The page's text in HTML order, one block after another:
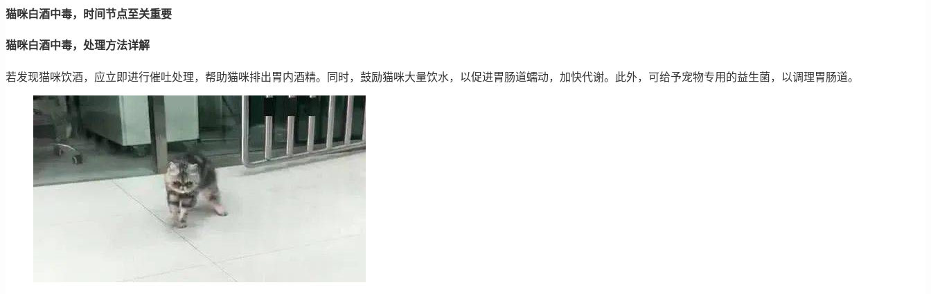
猫咪白酒中毒，时间节点至关重要
猫咪白酒中毒，处理方法详解
若发现猫咪饮酒，应立即进行催吐处理，帮助猫咪排出胃内酒精。同时，鼓励猫咪大量饮水，以促进胃肠道蠕动，加快代谢。此外，可给予宠物专用的益生菌，以调理胃肠道。